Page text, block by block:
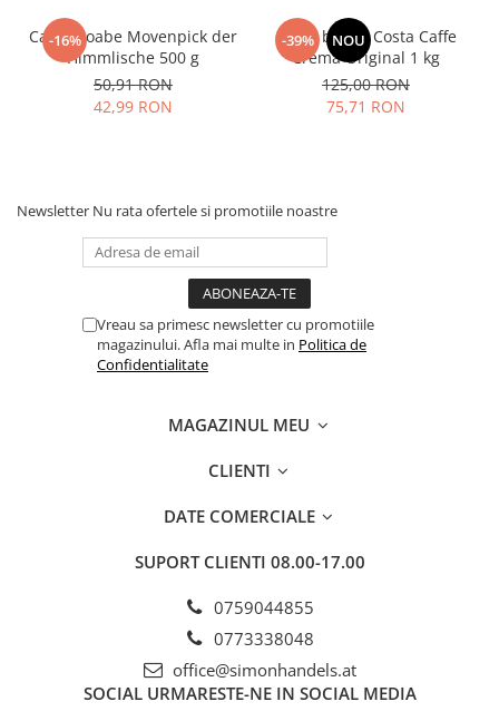
-16%
Cafea boabe Movenpick der
Himmlische 500 g
50,91 RON
42,99 RON
-39% NOU
Cafea boabe Costa Caffe
Crema Original 1 kg
125,00 RON
75,71 RON
Newsletter Nu rata ofertele si promotiile noastre
Vreau sa primesc newsletter cu promotiile
magazinului. Afla mai multe in Politica de
Confidentialitate
MAGAZINUL MEU
CLIENTI
DATE COMERCIALE
SUPORT CLIENTI 08.00-17.00
0759044855
0773338048
office@simonhandels.at
SOCIAL URMARESTE-NE IN SOCIAL MEDIA